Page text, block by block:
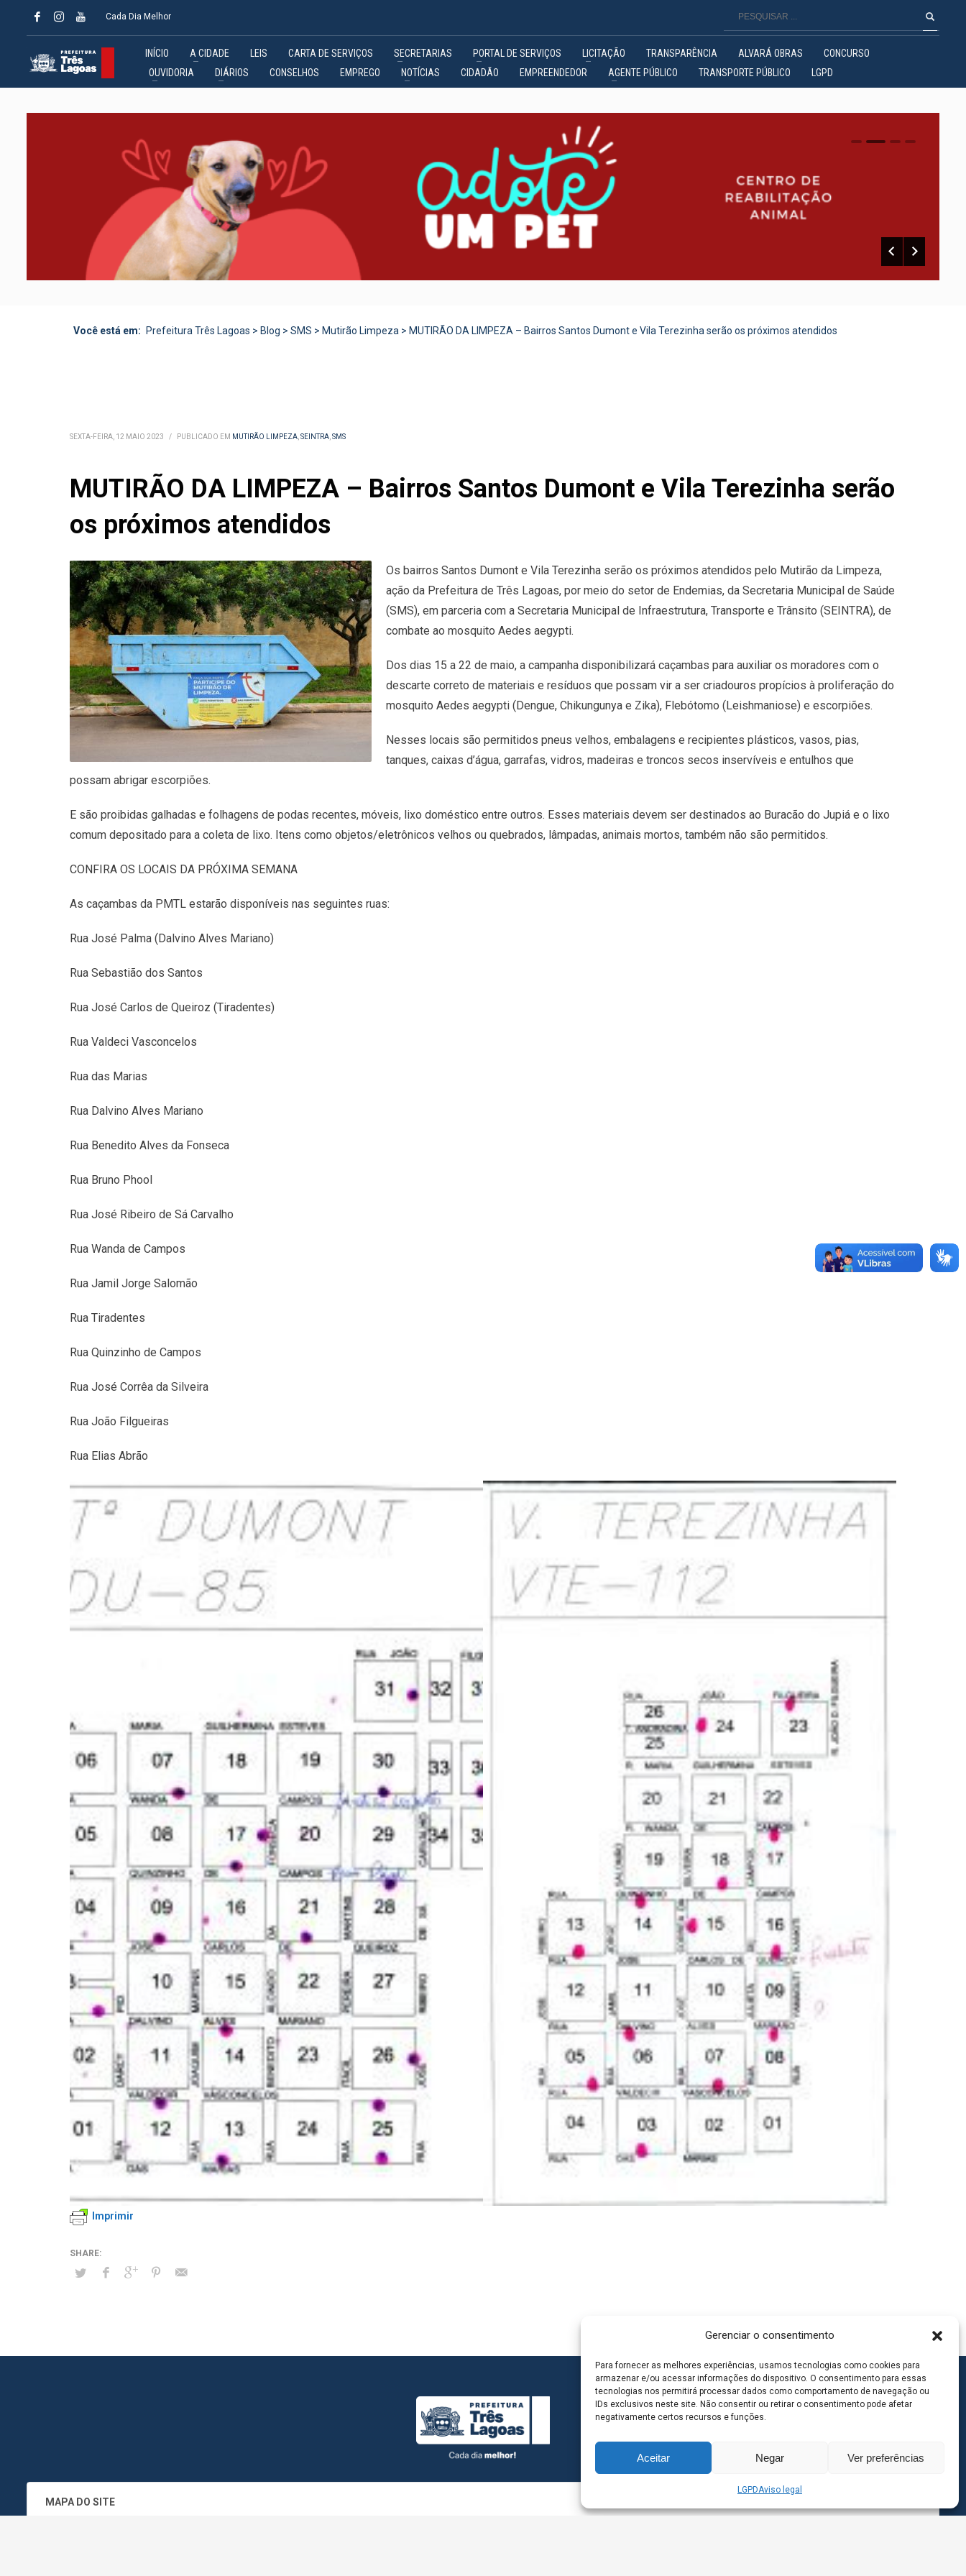
Gerenciar o consentimento
Para fornecer as melhores experiências, usamos tecnologias como cookies para
armazenar e/ou acessar informações do dispositivo. O consentimento para essas
tecnologias nos permitirá processar dados como comportamento de navegação ou
IDs exclusivos neste site. Não consentir ou retirar o consentimento pode afetar
negativamente certos recursos e funções.
Aceitar Negar Ver preferências
LGPDAviso legal
Cada Dia Melhor
INÍCIO A CIDADE LEIS CARTA DE SERVIÇOS SECRETARIAS PORTAL DE SERVIÇOS LICITAÇÃO TRANSPARÊNCIA ALVARÁ OBRAS
CONCURSO
OUVIDORIA
DIÁRIOS CONSELHOS EMPREGO NOTÍCIAS CIDADÃO EMPREENDEDOR AGENTE PÚBLICO TRANSPORTE PÚBLICO LGPD
0 1 2
Você está em: Prefeitura Três Lagoas > Blog > SMS > Mutirão Limpeza > MUTIRÃO DA LIMPEZA – Bairros Santos Dumont e Vila Terezinha serão os próximos atendidos
SEXTA-FEIRA, 12 MAIO 2023 / PUBLICADO EM MUTIRÃO LIMPEZA,SEINTRA,SMS
MUTIRÃO DA LIMPEZA – Bairros Santos Dumont e Vila Terezinha serão
os próximos atendidos
Os bairros Santos Dumont e Vila Terezinha serão os próximos atendidos pelo Mutirão da Limpeza,
ação da Prefeitura de Três Lagoas, por meio do setor de Endemias, da Secretaria Municipal de Saúde
(SMS), em parceria com a Secretaria Municipal de Infraestrutura, Transporte e Trânsito (SEINTRA), de
combate ao mosquito Aedes aegypti.
Dos dias 15 a 22 de maio, a campanha disponibilizará caçambas para auxiliar os moradores com o
descarte correto de materiais e resíduos que possam vir a ser criadouros propícios à proliferação do
mosquito Aedes aegypti (Dengue, Chikungunya e Zika), Flebótomo (Leishmaniose) e escorpiões.
Nesses locais são permitidos pneus velhos, embalagens e recipientes plásticos, vasos, pias,
tanques, caixas d’água, garrafas, vidros, madeiras e troncos secos inservíveis e entulhos que
possam abrigar escorpiões.
E são proibidas galhadas e folhagens de podas recentes, móveis, lixo doméstico entre outros. Esses materiais devem ser destinados ao Buracão do Jupiá e o lixo
comum depositado para a coleta de lixo. Itens como objetos/eletrônicos velhos ou quebrados, lâmpadas, animais mortos, também não são permitidos.
CONFIRA OS LOCAIS DA PRÓXIMA SEMANA
As caçambas da PMTL estarão disponíveis nas seguintes ruas:
Rua José Palma (Dalvino Alves Mariano)
Rua Sebastião dos Santos
Rua José Carlos de Queiroz (Tiradentes)
Rua Valdeci Vasconcelos
Rua das Marias
Rua Dalvino Alves Mariano
Rua Benedito Alves da Fonseca
Rua Bruno Phool
Rua José Ribeiro de Sá Carvalho
Rua Wanda de Campos
Rua Jamil Jorge Salomão
Rua Tiradentes
Rua Quinzinho de Campos
Rua José Corrêa da Silveira
Rua João Filgueiras
Rua Elias Abrão
Imprimir
MAPA DO SITE